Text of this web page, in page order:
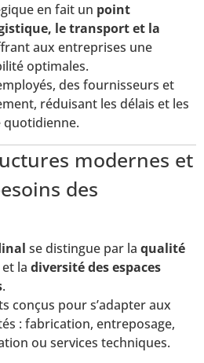
en fait un point
le transport et la
aux entreprises une
optimales.
des fournisseurs et
réduisant les délais et les
quotidienne.
modernes et
des
se distingue par la qualité
et la diversité des espaces
.
conçus pour s’adapter aux
: fabrication, entreposage,
ou services techniques.